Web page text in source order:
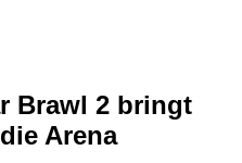
Brawl 2 bringt
Arena